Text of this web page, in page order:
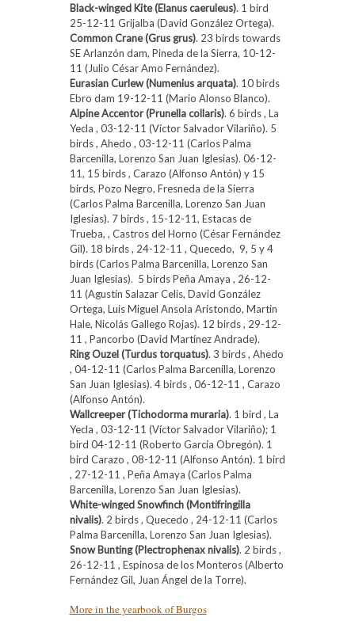
Black-winged Kite (Elanus caeruleus). 1 bird
25-12-11 Grijalba (David González Ortega).
Common Crane (Grus grus). 23 birds towards
SE Arlanzón dam, Pineda de la Sierra, 10-12-
11 (Julio César Amo Fernández).
Eurasian Curlew (Numenius arquata). 10 birds
Ebro dam 19-12-11 (Mario Alonso Blanco).
Alpine Accentor (Prunella collaris). 6 birds , La
Yecla , 03-12-11 (Víctor Salvador Vilariño). 5
birds , Ahedo , 03-12-11 (Carlos Palma
Barcenilla, Lorenzo San Juan Iglesias). 06-12-
11, 15 birds , Carazo (Alfonso Antón) y 15
birds, Pozo Negro, Fresneda de la Sierra
(Carlos Palma Barcenilla, Lorenzo San Juan
Iglesias). 7 birds , 15-12-11, Estacas de
Trueba, , Castros del Horno (César Fernández
Gil). 18 birds , 24-12-11 , Quecedo, 9, 5 y 4
birds (Carlos Palma Barcenilla, Lorenzo San
Juan Iglesias). 5 birds Peña Amaya , 26-12-
11 (Agustín Salazar Celis, David González
Ortega, Luis Miguel Ansola Aristondo, Martin
Hale, Nicolás Gallego Rojas). 12 birds , 29-12-
11 , Pancorbo (David Martínez Andrade).
Ring Ouzel (Turdus torquatus). 3 birds , Ahedo
, 04-12-11 (Carlos Palma Barcenilla, Lorenzo
San Juan Iglesias). 4 birds , 06-12-11 , Carazo
(Alfonso Antón).
Wallcreeper (Tichodorma muraria). 1 bird , La
Yecla , 03-12-11 (Víctor Salvador Vilariño); 1
bird 04-12-11 (Roberto García Obregón). 1
bird Carazo , 08-12-11 (Alfonso Antón). 1 bird
, 27-12-11 , Peña Amaya (Carlos Palma
Barcenilla, Lorenzo San Juan Iglesias).
White-winged Snowfinch (Montifringilla
nivalis). 2 birds , Quecedo , 24-12-11 (Carlos
Palma Barcenilla, Lorenzo San Juan Iglesias).
Snow Bunting (Plectrophenax nivalis). 2 birds ,
26-12-11 , Espinosa de los Monteros (Alberto
Fernández Gil, Juan Ángel de la Torre).
More in the yearbook of Burgos